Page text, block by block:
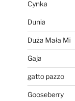
Cynka
Dunia
Duża Mała Mi
Gaja
gatto pazzo
Gooseberry